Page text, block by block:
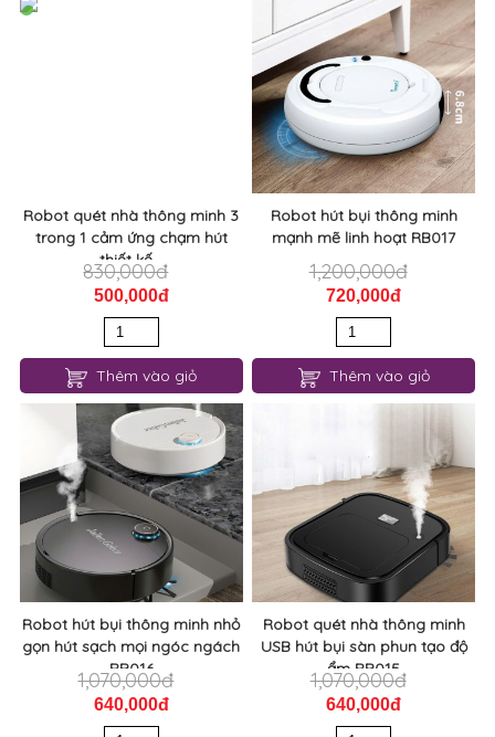
Robot quét nhà thông minh 3
trong 1 cảm ứng chạm hút
thiết kế...
830,000đ
500,000đ
Thêm vào giỏ
Robot hút bụi thông minh
mạnh mẽ linh hoạt RB017
1,200,000đ
720,000đ
Thêm vào giỏ
Robot hút bụi thông minh nhỏ
gọn hút sạch mọi ngóc ngách
RB016
1,070,000đ
640,000đ
Robot quét nhà thông minh
USB hút bụi sàn phun tạo độ
ẩm RB015
1,070,000đ
640,000đ